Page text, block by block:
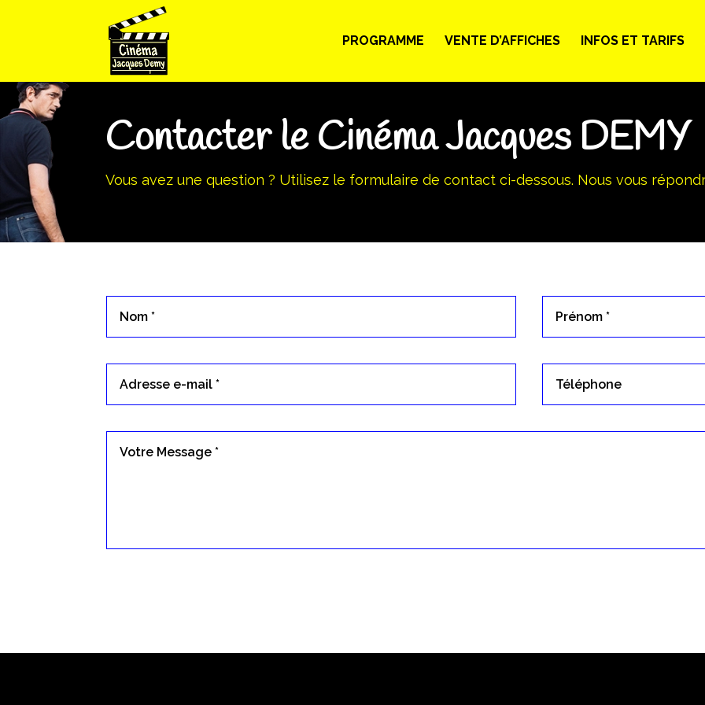
PROGRAMME VENTE D’AFFICHES INFOS ET TARIFS
Contacter le Cinéma Jacques DEMY
Vous avez une question ? Utilisez le formulaire de contact ci-dessous. Nous vous